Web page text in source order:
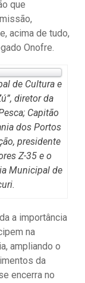
que
acima de tudo,
Onofre.
de Cultura e
diretor da
Capitão
dos Portos
presidente
Z-35 e o
Municipal de
a importância
na
ampliando o
da
encerra no